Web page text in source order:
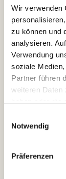
Wir verwenden
zu können und
analysieren.
Verwendung
soziale
Partner führen
weiteren Daten
Notwendig
Präferenzen
Für eine
eine
wir allen
auch
Vor Ort
Damit ihr gut
spannende
bereit.